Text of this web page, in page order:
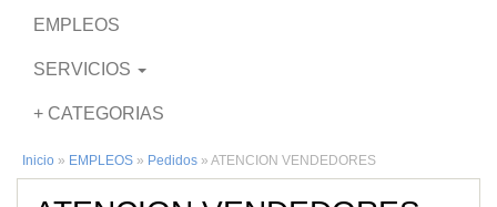
EMPLEOS
SERVICIOS
+ CATEGORIAS
Inicio » EMPLEOS » Pedidos » ATENCION VENDEDORES